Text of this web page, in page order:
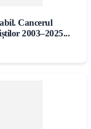
Cancerul
2003–2025...